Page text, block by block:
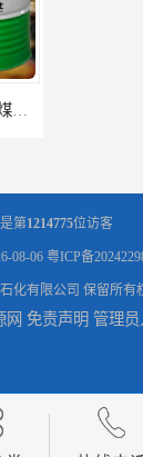
第1214775位访客
08-06 粤ICP备
化有限公司 保留所有
网 免责声明 管理员